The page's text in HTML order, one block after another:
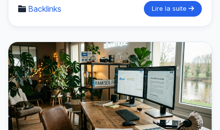
Backlinks Lire la suite